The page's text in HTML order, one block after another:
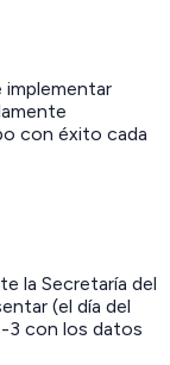
implementar
con éxito cada
la Secretaría del
(el día del
3 con los datos